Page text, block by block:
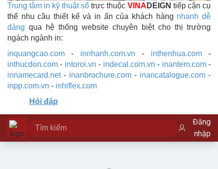
Trung tâm in kỹ thuật số trực thuộc VINA DEIGN tiếp cận cụ
thể nhu cầu thiết kế và in ấn của khách hàng nhanh dễ
dàng qua hệ thống website chuyên biệt cho thị trường
ngách ngành in:
inquangcao.com - innhanh.com.vn - inthenhua.com-
inthucdon.com - intoroi.vn - indecal.com.vn - inantem.com-
innamecard.net- inanbrochure.com - inancatalogue.com -
inpp.com.vn - inhiflex.com
Hỏi đáp